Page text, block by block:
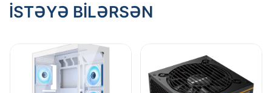
İSTƏYƏ BILƏRSƏN